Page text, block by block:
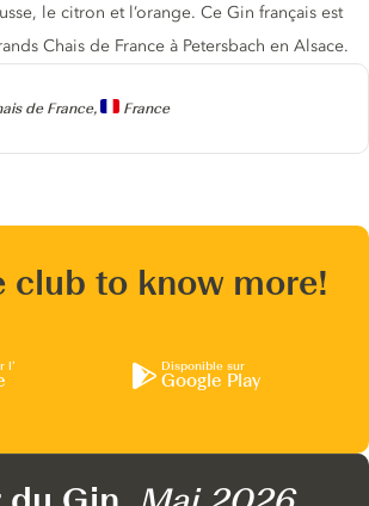
de France, France
le citron et l’orange. Ce Gin français est
Chais de France à Petersbach en Alsace.
club to know more!
l’ Disponible sur
Google Play